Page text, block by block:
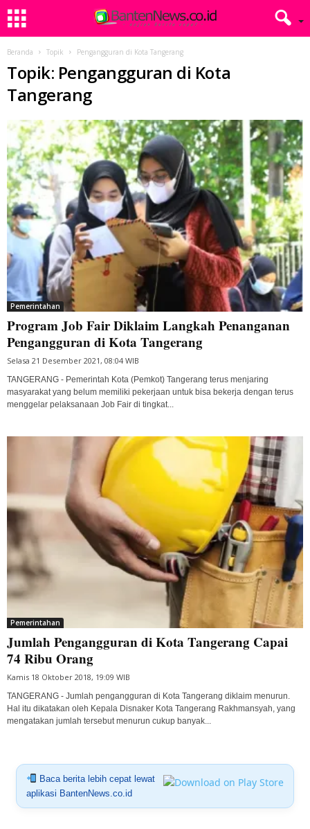
Beranda Topik Pengangguran di Kota Tangerang
Topik: Pengangguran di Kota
Tangerang
Pemerintahan
Program Job Fair Diklaim Langkah Penanganan
Pengangguran di Kota Tangerang
Selasa 21 Desember 2021, 08:04 WIB
TANGERANG - Pemerintah Kota (Pemkot) Tangerang terus menjaring
masyarakat yang belum memiliki pekerjaan untuk bisa bekerja dengan terus
menggelar pelaksanaan Job Fair di tingkat...
Pemerintahan
Jumlah Pengangguran di Kota Tangerang Capai
74 Ribu Orang
Kamis 18 Oktober 2018, 19:09 WIB
TANGERANG - Jumlah pengangguran di Kota Tangerang diklaim menurun.
Hal itu dikatakan oleh Kepala Disnaker Kota Tangerang Rakhmansyah, yang
mengatakan jumlah tersebut menurun cukup banyak...
Baca berita lebih cepat lewat
aplikasi BantenNews.co.id